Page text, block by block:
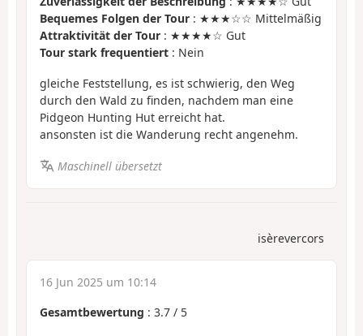
Bequemes Folgen der Tour : ★★★☆☆ Mittelmäßig
Attraktivität der Tour : ★★★★☆ Gut
Tour stark frequentiert : Nein
gleiche Feststellung, es ist schwierig, den Weg
durch den Wald zu finden, nachdem man eine
Pidgeon Hunting Hut erreicht hat.
ansonsten ist die Wanderung recht angenehm.
Maschinell übersetzt
isèrevercors
16 Jun 2025 um 10:14
Gesamtbewertung : 3.7 / 5